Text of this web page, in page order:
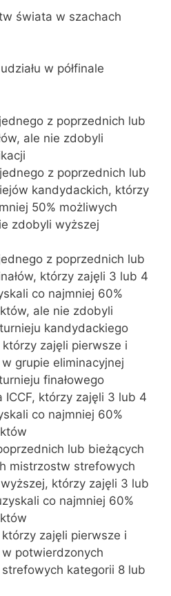
świata w szachach
w półfinale
z poprzednich lub
ale nie zdobyli
z poprzednich lub
kandydackich, którzy
50% możliwych
zdobyli wyższej
z poprzednich lub
którzy zajęli 3 lub 4
co najmniej 60%
ale nie zdobyli
kandydackiego
zajęli pierwsze i
grupie eliminacyjnej
finałowego
ICCF, którzy zajęli 3 lub 4
co najmniej 60%
lub bieżących
mistrzostw strefowych
którzy zajęli 3 lub
co najmniej 60%
zajęli pierwsze i
potwierdzonych
kategorii 8 lub